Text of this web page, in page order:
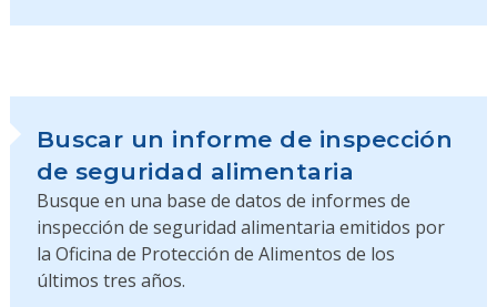
Buscar un informe de inspección
de seguridad alimentaria
Busque en una base de datos de informes de
inspección de seguridad alimentaria emitidos por
la Oficina de Protección de Alimentos de los
últimos tres años.